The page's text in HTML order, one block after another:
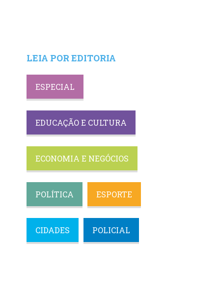
LEIA POR EDITORIA
CIDADES POLICIAL
POLÍTICA ESPORTE
ECONOMIA E NEGÓCIOS
EDUCAÇÃO E CULTURA
ESPECIAL